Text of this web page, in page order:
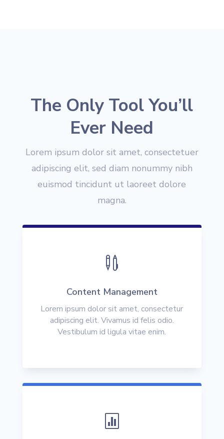
The Only Tool You’ll
Ever Need
Lorem ipsum dolor sit amet, consectetuer
adipiscing elit, sed diam nonummy nibh
euismod tincidunt ut laoreet dolore
magna.

Content Management
Lorem ipsum dolor sit amet, consectetur
adipiscing elit. Vivamus id felis odio.
Vestibulum id ligula vitae enim.
